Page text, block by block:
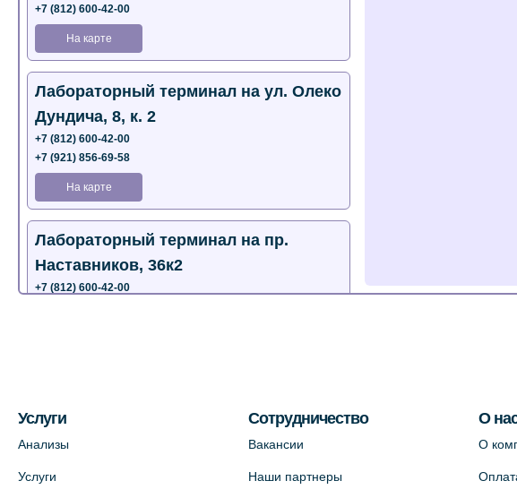
+7 (812) 600-42-00
На карте
Лабораторный терминал на ул. Олеко
Дундича, 8, к. 2
+7 (812) 600-42-00
+7 (921) 856-69-58
На карте
Лабораторный терминал на пр.
Наставников, 36к2
+7 (812) 600-42-00
Пестеля, 25А
Услуги
Анализы
Услуги
Сотрудничество
Вакансии
Наши партнеры
О
О